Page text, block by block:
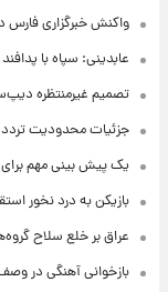
واکنش خبرگزاری فارس
عابدینی: سپاه با
تصمیم غیرمنتظره
جزئیات محدودیت تردد
یک پیش ‌بینی مهم برای قیمت
بازیکن به درد نخور
عراق بر خلع سلاح
بازخوانی آهنگی در